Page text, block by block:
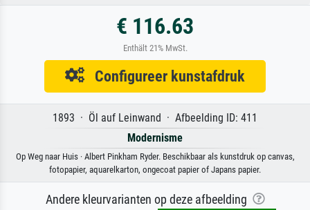
€ 116.63
Enthält 21% MwSt.
Configureer kunstafdruk
1893 · Öl auf Leinwand · Afbeelding ID: 411
Modernisme
Op Weg naar Huis · Albert Pinkham Ryder. Beschikbaar als kunstdruk op canvas,
fotopapier, aquarelkarton, ongecoat papier of Japans papier.
Andere kleurvarianten op deze afbeelding